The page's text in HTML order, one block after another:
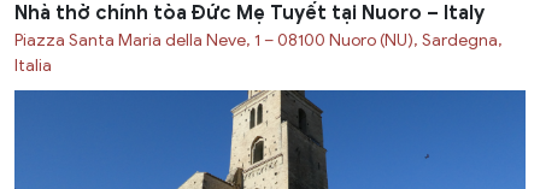
Nhà thờ chính tòa Đức Mẹ Tuyết tại Nuoro – Italy
Piazza Santa Maria della Neve, 1 – 08100 Nuoro (NU), Sardegna,
Italia